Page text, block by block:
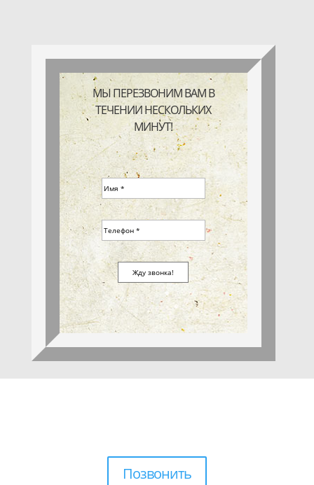
МЫ ПЕРЕЗВОНИМ ВАМ В
ТЕЧЕНИИ НЕСКОЛЬКИХ
МИНУТ!
Позвонить